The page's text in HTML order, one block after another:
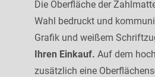
Die Oberfläche der
Wahl bedruckt und
Grafik und weißem
Ihren Einkauf. Auf dem
zusätzlich eine